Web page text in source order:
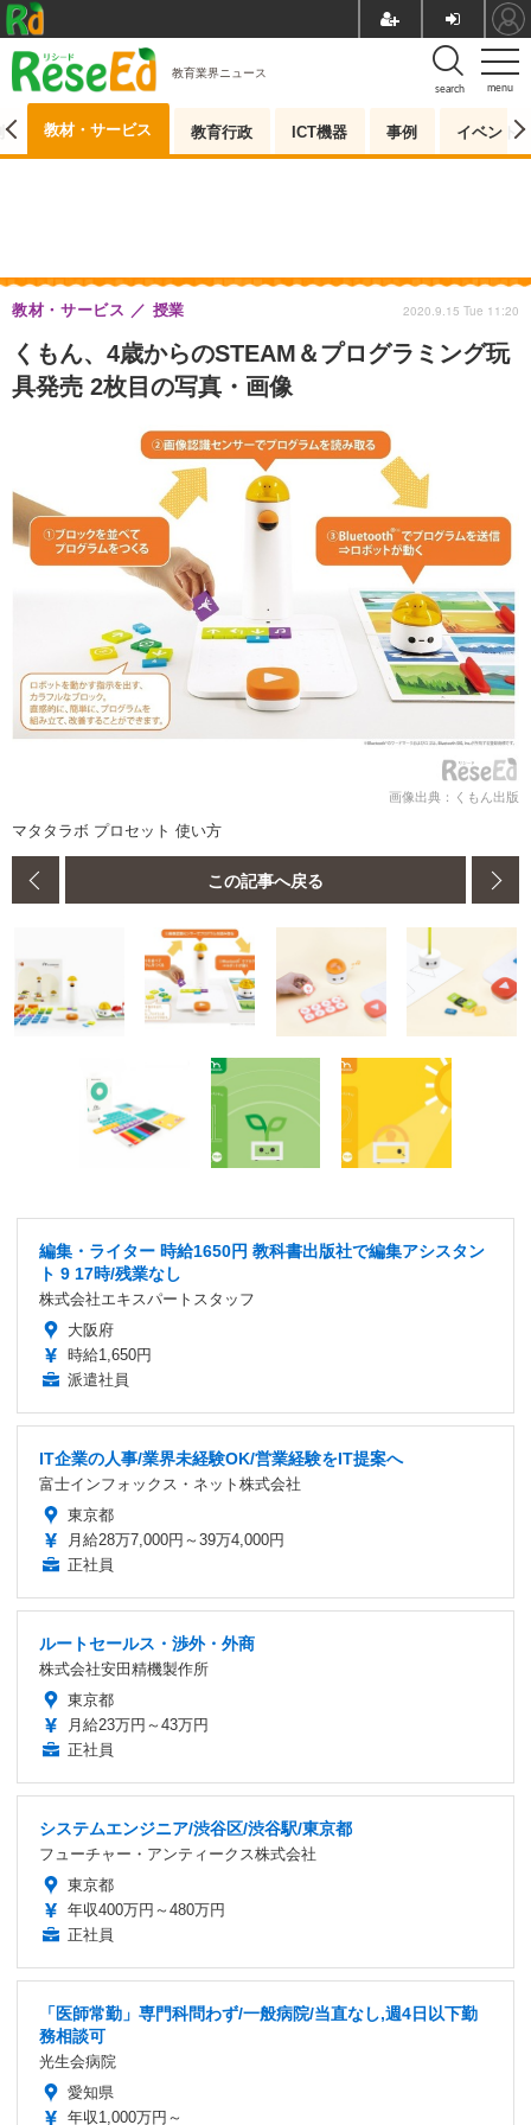
menu
search
教育業界ニュース
教材・サービス 教育行政 ICT機器 事例 イベント
くもん、4歳からのSTEAM＆プログラミング玩
具発売 2枚目の写真・画像
教材・サービス 授業 2020.9.15 Tue 11:20
画像出典：くもん出版
マタタラボ プロセット 使い方
この記事へ戻る
編集・ライター 時給1650円 教科書出版社で編集アシスタン
ト 9 17時/残業なし
株式会社エキスパートスタッフ
大阪府
時給1,650円
派遣社員
IT企業の人事/業界未経験OK/営業経験をIT提案へ
富士インフォックス・ネット株式会社
東京都
月給28万7,000円～39万4,000円
正社員
ルートセールス・渉外・外商
株式会社安田精機製作所
東京都
月給23万円～43万円
正社員
システムエンジニア/渋谷区/渋谷駅/東京都
フューチャー・アンティークス株式会社
東京都
年収400万円～480万円
正社員
「医師常勤」専門科問わず/一般病院/当直なし,週4日以下勤
務相談可
光生会病院
愛知県
年収1,000万円～